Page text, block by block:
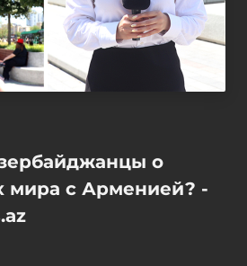
о
мира с Арменией? -